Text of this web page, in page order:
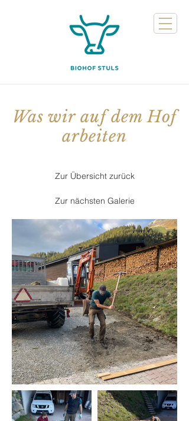
Was wir auf dem Hof
arbeiten
Zur Übersicht zurück
Zur nächsten Galerie